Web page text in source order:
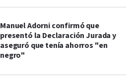
Manuel Adorni confirmó que
presentó la Declaración Jurada y
aseguró que tenía ahorros "en
negro"